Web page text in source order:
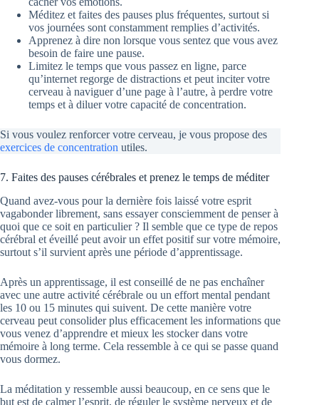
Méditez et faites des pauses plus fréquentes, surtout si
vos journées sont constamment remplies d’activités.
Apprenez à dire non lorsque vous sentez que vous avez
besoin de faire une pause.
Limitez le temps que vous passez en ligne, parce
qu’internet regorge de distractions et peut inciter votre
cerveau à naviguer d’une page à l’autre, à perdre votre
temps et à diluer votre capacité de concentration.
Si vous voulez renforcer votre cerveau, je vous propose des
exercices de concentration utiles.
7. Faites des pauses cérébrales et prenez le temps de méditer
Quand avez-vous pour la dernière fois laissé votre esprit
vagabonder librement, sans essayer consciemment de penser à
quoi que ce soit en particulier ? Il semble que ce type de repos
cérébral et éveillé peut avoir un effet positif sur votre mémoire,
surtout s’il survient après une période d’apprentissage.
Après un apprentissage, il est conseillé de ne pas enchaîner
avec une autre activité cérébrale ou un effort mental pendant
les 10 ou 15 minutes qui suivent. De cette manière votre
cerveau peut consolider plus efficacement les informations que
vous venez d’apprendre et mieux les stocker dans votre
mémoire à long terme. Cela ressemble à ce qui se passe quand
vous dormez.
La méditation y ressemble aussi beaucoup, en ce sens que le
but est de calmer l’esprit, de réguler le système nerveux et de